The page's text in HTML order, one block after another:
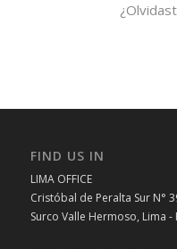
FIND US IN
LIMA OFFICE
Cristóbal de Peralta Sur N°
Surco Valle Hermoso, Lima -